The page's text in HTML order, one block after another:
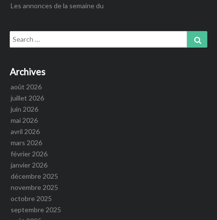
Les annonces de la semaine du
Search
for:
Archives
août 2026
juillet 2026
juin 2026
mai 2026
avril 2026
mars 2026
février 2026
janvier 2026
décembre 2025
novembre 2025
octobre 2025
septembre 2025